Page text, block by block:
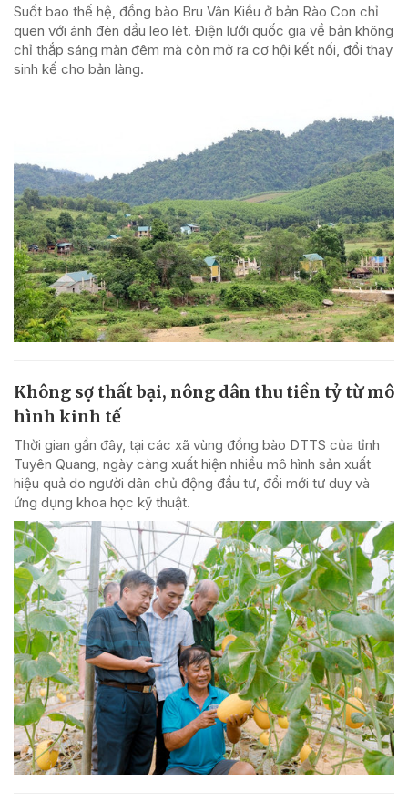
Suốt bao thế hệ, đồng bào Bru Vân Kiều ở bản Rào Con chỉ
quen với ánh đèn dầu leo lét. Điện lưới quốc gia về bản không
chỉ thắp sáng màn đêm mà còn mở ra cơ hội kết nối, đổi thay
sinh kế cho bản làng.
Không sợ thất bại, nông dân thu tiền tỷ từ mô
hình kinh tế
Thời gian gần đây, tại các xã vùng đồng bào DTTS của tỉnh
Tuyên Quang, ngày càng xuất hiện nhiều mô hình sản xuất
hiệu quả do người dân chủ động đầu tư, đổi mới tư duy và
ứng dụng khoa học kỹ thuật.